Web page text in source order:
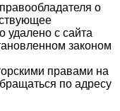
о
удалено с сайта
законом
правами на
по адресу